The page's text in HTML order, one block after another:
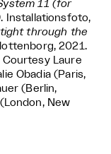
11 (for
Installationsfoto,
through the
2021.
Courtesy Laure
Obadia (Paris,
(Berlin,
New